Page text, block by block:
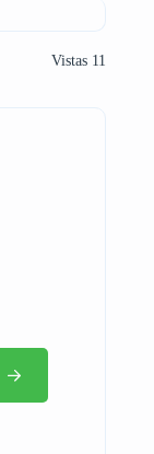
Vistas 11